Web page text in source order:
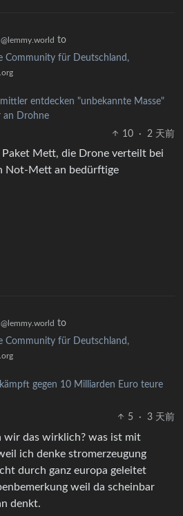
@lemmy.world to
Community für Deutschland,
entdecken "unbekannte Masse"
an Drohne
10
· 2 天前
Mett, die Drone verteilt bei
Not-Mett an bedürftige
@lemmy.world to
Community für Deutschland,
gegen 10 Milliarden Euro teure
5
· 3 天前
wir das wirklich? was ist mit
ich denke stromerzeugung
durch ganz europa geleitet
weil da scheinbar
denkt.